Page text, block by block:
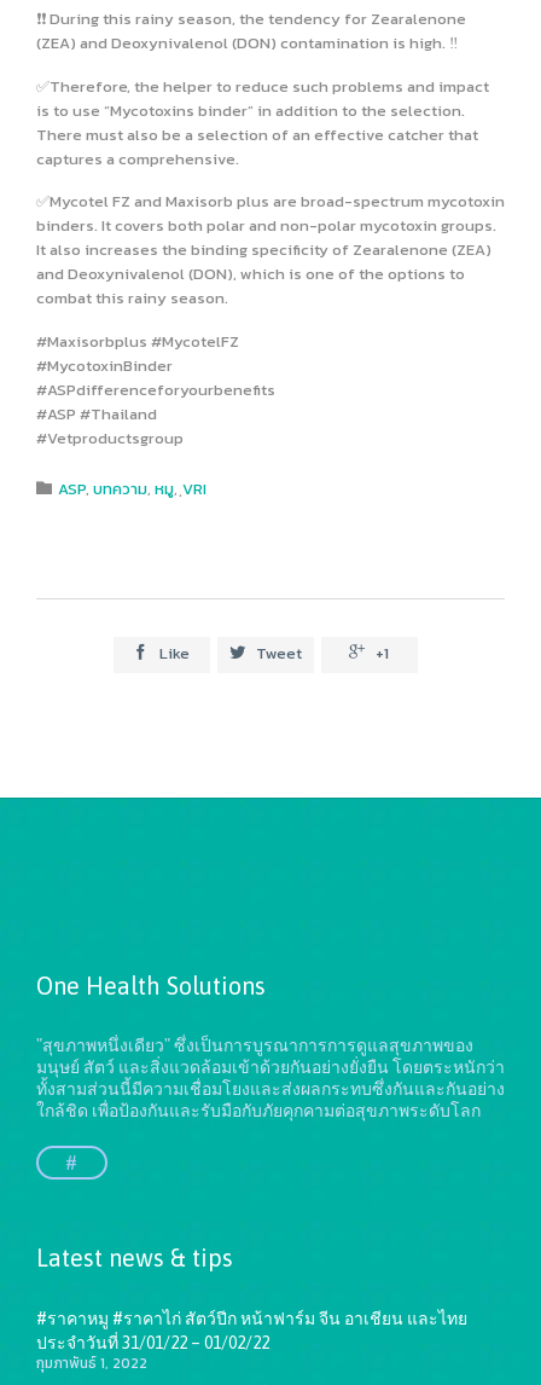
❗️❗️ During this rainy season, the tendency for Zearalenone
(ZEA) and Deoxynivalenol (DON) contamination is high. ‼️
✅Therefore, the helper to reduce such problems and impact
is to use “Mycotoxins binder” in addition to the selection.
There must also be a selection of an effective catcher that
captures a comprehensive.
✅Mycotel FZ and Maxisorb plus are broad-spectrum mycotoxin
binders. It covers both polar and non-polar mycotoxin groups.
It also increases the binding specificity of Zearalenone (ZEA)
and Deoxynivalenol (DON), which is one of the options to
combat this rainy season.
#Maxisorbplus #MycotelFZ
#MycotoxinBinder
#ASPdifferenceforyourbenefits
#ASP #Thailand
#Vetproductsgroup
 Category
ASP, บทความ, หมู,ฺVRI
 Like  Tweet  +1
One Health Solutions
"สุขภาพหนึ่งเดียว" ซึ่งเป็นการบูรณาการการดูแลสุขภาพของ
มนุษย์ สัตว์ และสิ่งแวดล้อมเข้าด้วยกันอย่างยั่งยืนโดยตระหนักว่า
ทั้งสามส่วนนี้มีความเชื่อมโยงและส่งผลกระทบซึ่งกันและกันอย่าง
ใกล้ชิด เพื่อป้องกันและรับมือกับภัยคุกคามต่อสุขภาพระดับโลก
#
Latest news & tips
#ราคาหมู #ราคาไก่ สัตว์ปีก หน้าฟาร์ม จีน อาเชียน และไทย
ประจำวันที่ 31/01/22 – 01/02/22
กุมภาพันธ์ 1, 2022